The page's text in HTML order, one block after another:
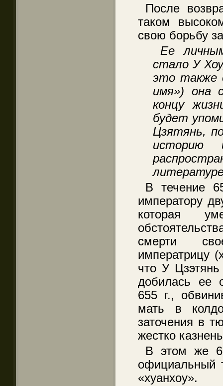
После
таком
свою борьбу
Ее
стало У
это также
имя») она
концу
будет
Цзятянь,
историю
В течение
императору
которая
смерти
императрицу
что У
добилась ее
655 г.,
мать в
заточения в
жестко
В этом же
официальный
«хуанхоу».